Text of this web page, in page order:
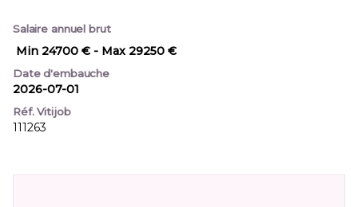
Salaire annuel brut
Min 24700 € - Max 29250 €
Date d'embauche
2026-07-01
Réf. Vitijob
111263